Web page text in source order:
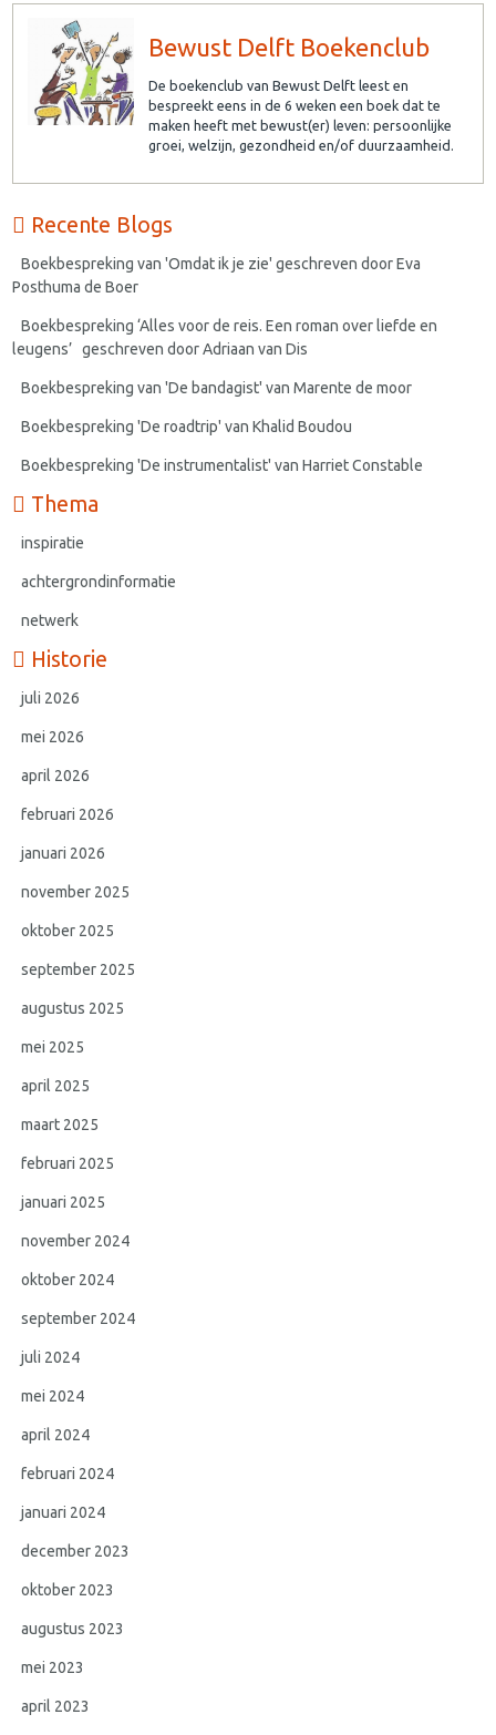
Bewust Delft Boekenclub
De boekenclub van Bewust Delft leest en
bespreekt eens in de 6 weken een boek dat te
maken heeft met bewust(er) leven: persoonlijke
groei, welzijn, gezondheid en/of duurzaamheid.
Recente Blogs
Boekbespreking van 'Omdat ik je zie' geschreven door Eva
Posthuma de Boer
Boekbespreking ‘Alles voor de reis. Een roman over liefde en
leugens’ geschreven door Adriaan van Dis
Boekbespreking van 'De bandagist' van Marente de moor
Boekbespreking 'De roadtrip' van Khalid Boudou
Boekbespreking 'De instrumentalist' van Harriet Constable
Thema
inspiratie
achtergrondinformatie
netwerk
Historie
juli 2026
mei 2026
april 2026
februari 2026
januari 2026
november 2025
oktober 2025
september 2025
augustus 2025
mei 2025
april 2025
maart 2025
februari 2025
januari 2025
november 2024
oktober 2024
september 2024
juli 2024
mei 2024
april 2024
februari 2024
januari 2024
december 2023
oktober 2023
augustus 2023
mei 2023
april 2023